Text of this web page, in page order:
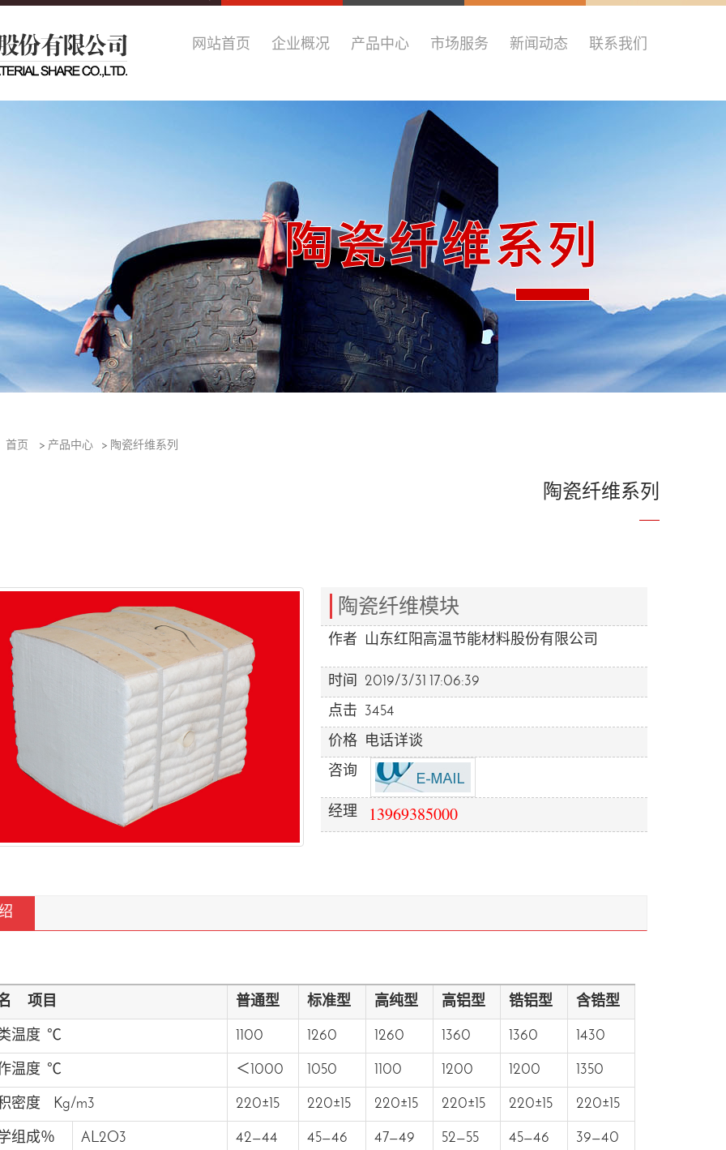
网站首页 企业概况 产品中心 市场服务 新闻动态 联系我们
陶瓷纤维系列
首页 > 产品中心 > 陶瓷纤维系列
陶瓷纤维系列
陶瓷纤维模块
作者 山东红阳高温节能材料股份有限公司
时间 2019/3/31 17:06:39
点击 3454
价格 电话详谈
咨询
经理 13969385000
项目 普通型 标准型 高纯型 高铝型 锆铝型 含锆型
温度 ℃ 1100 1260 1260 1360 1360 1430
温度 ℃ ＜1000 1050 1100 1200 1200 1350
密度 Kg/m3 220±15 220±15 220±15 220±15 220±15 220±15
组成％ AL2O3 42—44 45—46 47—49 52—55 45—46 39—40